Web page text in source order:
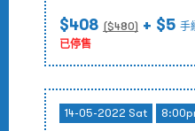
$408 ($480) + $5 手
已停售
14-05-2022 Sat